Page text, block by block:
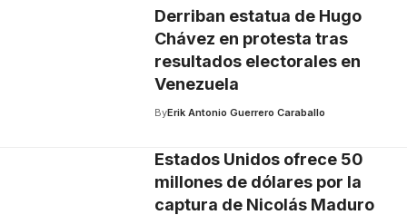
Derriban estatua de Hugo
Chávez en protesta tras
resultados electorales en
Venezuela
ByErik Antonio Guerrero Caraballo
Estados Unidos ofrece 50
millones de dólares por la
captura de Nicolás Maduro